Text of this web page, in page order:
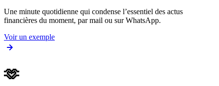
Une minute quotidienne qui condense l’essentiel des actus
financières du moment, par mail ou sur WhatsApp.
Voir un exemple
🫶